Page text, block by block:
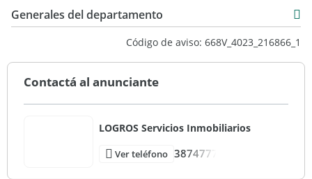
Generales del departamento
Código de aviso: 668V_4023_216866_1
Contactá al anunciante
LOGROS Servicios Inmobiliarios
Ver teléfono 3874777